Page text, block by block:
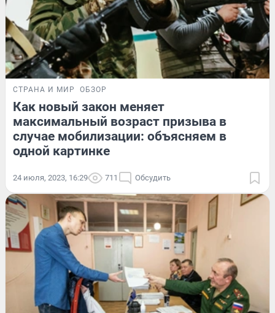
СТРАНА И МИР ОБЗОР
Как новый закон меняет
максимальный возраст призыва в
случае мобилизации: объясняем в
одной картинке
24 июля, 2023, 16:29 711 Обсудить